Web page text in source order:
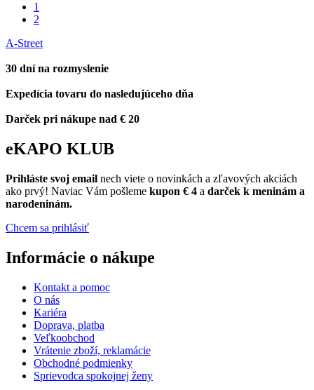
1
2
A-Street
30 dní na rozmyslenie
Expedícia tovaru do nasledujúceho dňa
Darček pri nákupe nad € 20
eKAPO KLUB
Prihláste svoj email nech viete o novinkách a zľavových akciách
ako prvý! Naviac Vám pošleme kupon € 4 a darček k meninám a
narodeninám.
Chcem sa prihlásiť
Informácie o nákupe
Kontakt a pomoc
O nás
Kariéra
Doprava, platba
Veľkoobchod
Vrátenie zboží, reklamácie
Obchodné podmienky
Sprievodca spokojnej ženy